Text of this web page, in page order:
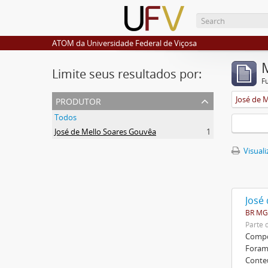
ATOM da Universidade Federal de Viçosa
Limite seus resultados por:
produtor
Todos
José de Mello Soares Gouvêa
1
José de
BR
Parte